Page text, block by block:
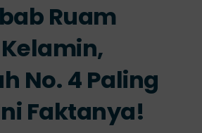
Layanan Kami
Info Klinik
Hubungi Kami
Ruam
No. 4 Paling
Faktanya!